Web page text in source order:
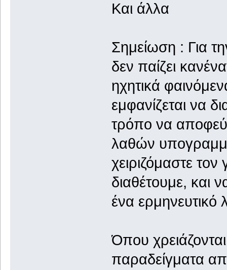
Και άλλα
Σημείωση : Για
δεν παίζει
ηχητικά
εμφανίζεται να
τρόπο να
λαθών
χειριζόμαστε
διαθέτουμε, και
ένα ερμηνευτικό
Όπου
παραδείγματα